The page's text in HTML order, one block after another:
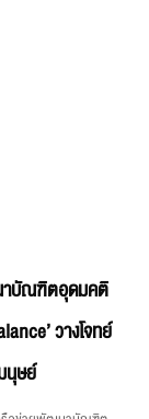
าบัณฑิตอุดมคติ
วางโจทย์
นุษย์